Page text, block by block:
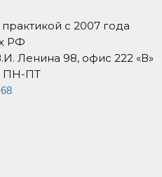
с 2007 года
РФ
Ленина 98, офис 222 «В»
ПН-ПТ